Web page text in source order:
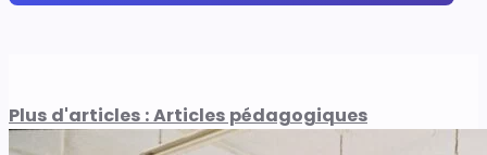
Plus d'articles : Articles pédagogiques